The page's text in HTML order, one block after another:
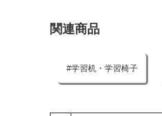
関連商品
学習机・学習椅子